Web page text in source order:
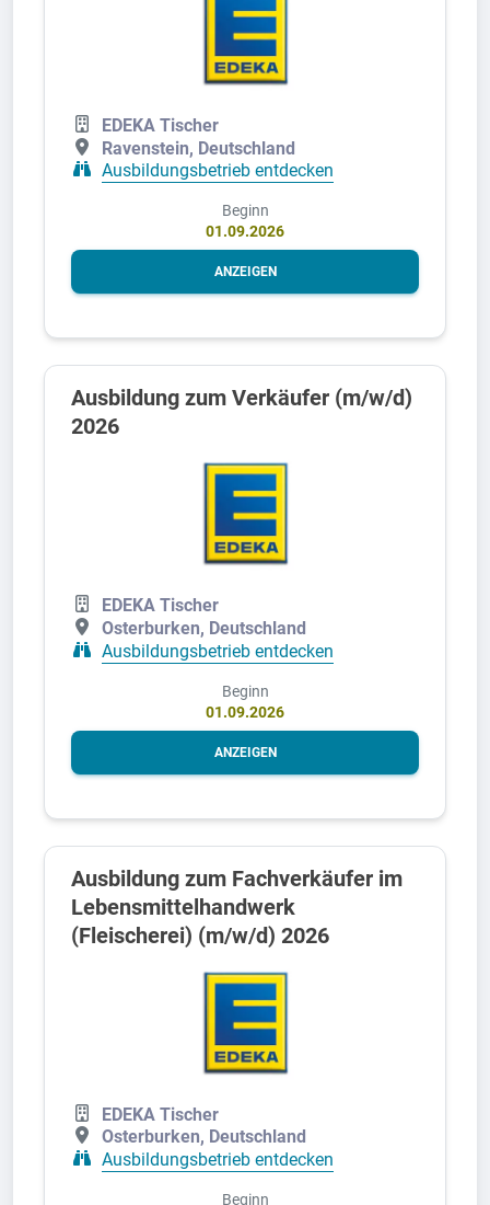
EDEKA Tischer
Ravenstein, Deutschland
Ausbildungsbetrieb entdecken
Beginn
01.09.2026
ANZEIGEN
Ausbildung zum Verkäufer (m/w/d)
2026
EDEKA Tischer
Osterburken, Deutschland
Ausbildungsbetrieb entdecken
Beginn
01.09.2026
ANZEIGEN
Ausbildung zum Fachverkäufer im
Lebensmittelhandwerk
(Fleischerei) (m/w/d) 2026
EDEKA Tischer
Osterburken, Deutschland
Ausbildungsbetrieb entdecken
Beginn